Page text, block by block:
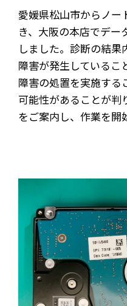
愛媛県松山市からノー
き、大阪の本店でデー
しました。診断の結
障害が発生しているこ
障害の処置を実施する
可能性があることが判
をご案内し、作業を開